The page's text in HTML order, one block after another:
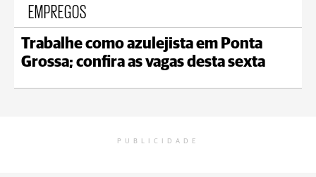
EMPREGOS
Trabalhe como azulejista em Ponta
Grossa; confira as vagas desta sexta
PUBLICIDADE